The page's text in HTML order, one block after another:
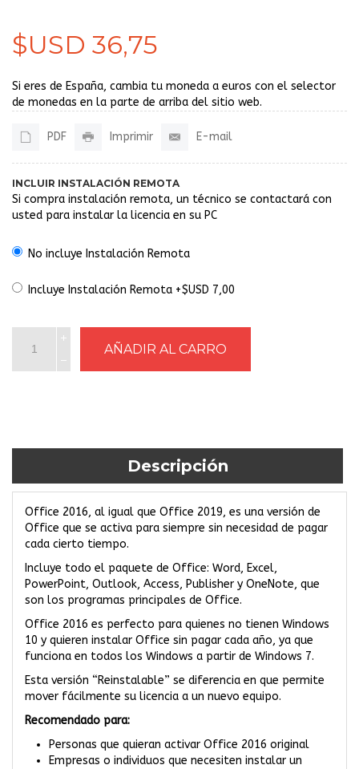
$USD 36,75
Si eres de España, cambia tu moneda a euros con el selector
de monedas en la parte de arriba del sitio web.
PDF Imprimir E-mail
INCLUIR INSTALACIÓN REMOTA
Si compra instalación remota, un técnico se contactará con
usted para instalar la licencia en su PC
No incluye Instalación Remota
Incluye Instalación Remota +$USD 7,00
Descripción
Office 2016, al igual que Office 2019, es una versión de
Office que se activa para siempre sin necesidad de pagar
cada cierto tiempo.
Incluye todo el paquete de Office: Word, Excel,
PowerPoint, Outlook, Access, Publisher y OneNote, que
son los programas principales de Office.
Office 2016 es perfecto para quienes no tienen Windows
10 y quieren instalar Office sin pagar cada año, ya que
funciona en todos los Windows a partir de Windows 7.
Esta versión “Reinstalable” se diferencia en que permite
mover fácilmente su licencia a un nuevo equipo.
Recomendado para:
Personas que quieran activar Office 2016 original
Empresas o individuos que necesiten instalar un